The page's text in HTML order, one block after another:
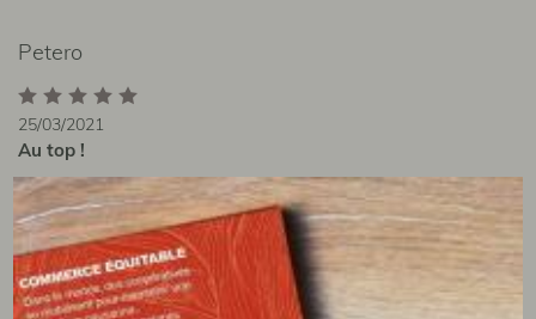
Petero
25/03/2021
Au top !
je l'ai eu en cadeau à Noël et j'ai littéralement fondu
devant cette tasse. Pourtant rien de bien palpitant à
recevoir une tasse en cadeau et pourtant elle fait son
effet ! elle est comme dit justement dans la publicité
très élégante, la prise en main hyper agréable . Je l'ai